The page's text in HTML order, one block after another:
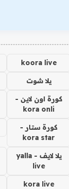
koora live
يلا شوت
كورة اون لاين -
kora onli
كورة ستار -
kora star
يلا لايف - yalla
live
kora live